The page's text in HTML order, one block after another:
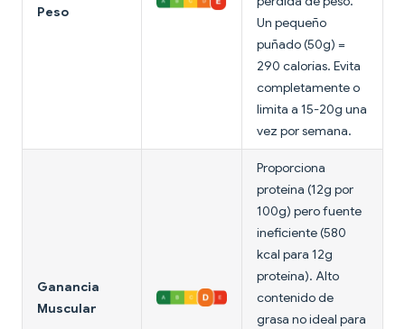
Peso
Un pequeño
puñado (50g) =
290 calorías. Evita
completamente o
limita a 15-20g una
vez por semana.
Ganancia
Muscular
Proporciona
proteína (12g por
100g) pero fuente
ineficiente (580
kcal para 12g
proteína). Alto
contenido de
grasa no ideal para